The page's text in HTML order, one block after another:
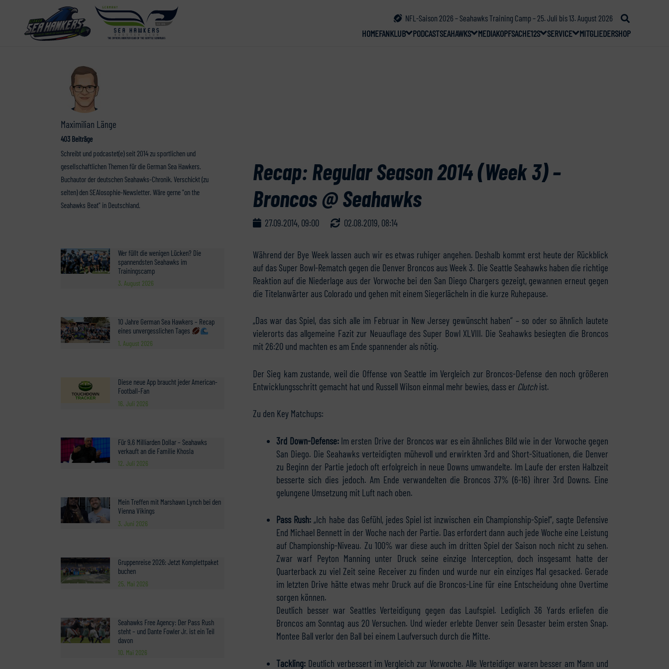
NFL-Saison 2026 – Seahawks Training Camp – 25. Juli bis 13. August 2026
HOMEFANKLUB PODCASTSEAHAWKS MEDIAKOPFSACHE12S SERVICE MITGLIEDERSHOP
Maximilian Länge
403 Beiträge
Schreibt und podcastet(e) seit 2014 zu sportlichen und
gesellschaftlichen Themen für die German Sea Hawkers.
Buchautor der deutschen Seahawks-Chronik. Verschickt (zu
selten) den SEAlosophie-Newsletter. Wäre gerne "on the
Seahawks Beat" in Deutschland.
Recap: Regular Season 2014 (Week 3) –
Broncos @ Seahawks
27.09.2014, 09:00 02.08.2019, 08:14
Wer füllt die wenigen Lücken? Die
spannendsten Seahawks im
Trainingscamp
3. August 2026
10 Jahre German Sea Hawkers – Recap
eines unvergesslichen Tages
1. August 2026
Diese neue App braucht jeder American-
Football-Fan
16. Juli 2026
Für 9,6 Milliarden Dollar – Seahawks
verkauft an die Familie Khosla
12. Juli 2026
Mein Treffen mit Marshawn Lynch bei den
Vienna Vikings
3. Juni 2026
Gruppenreise 2026: Jetzt Komplettpaket
buchen
25. Mai 2026
Seahawks Free Agency: Der Pass Rush
steht – und Dante Fowler Jr. ist ein Teil
davon
10. Mai 2026
Während der Bye Week lassen auch wir es etwas ruhiger angehen. Deshalb kommt erst heute der Rückblick
auf das Super Bowl-Rematch gegen die Denver Broncos aus Week 3. Die Seattle Seahawks haben die richtige
Reaktion auf die Niederlage aus der Vorwoche bei den San Diego Chargers gezeigt, gewannen erneut gegen
die Titelanwärter aus Colorado und gehen mit einem Siegerlächeln in die kurze Ruhepause.
„Das war das Spiel, das sich alle im Februar in New Jersey gewünscht haben“ – so oder so ähnlich lautete
vielerorts das allgemeine Fazit zur Neuauflage des Super Bowl XLVIII. Die Seahawks besiegten die Broncos
mit 26:20 und machten es am Ende spannender als nötig.
Der Sieg kam zustande, weil die Offense von Seattle im Vergleich zur Broncos-Defense den noch größeren
Entwicklungsschritt gemacht hat und Russell Wilson einmal mehr bewies, dass er Clutchist.
Zu den Key Matchups:
3rd Down-Defense:Im ersten Drive der Broncos war es ein ähnliches Bild wie in der Vorwoche gegen
San Diego. Die Seahawks verteidigten mühevoll und erwirkten 3rd and Short-Situationen, die Denver
zu Beginn der Partie jedoch oft erfolgreich in neue Downs umwandelte. Im Laufe der ersten Halbzeit
besserte sich dies jedoch. Am Ende verwandelten die Broncos 37% (6-16) ihrer 3rd Downs. Eine
gelungene Umsetzung mit Luft nach oben.
Pass Rush: „Ich habe das Gefühl, jedes Spiel ist inzwischen ein Championship-Spiel“, sagte Defensive
End Michael Bennett in der Woche nach der Partie. Das erfordert dann auch jede Woche eine Leistung
auf Championship-Niveau. Zu 100% war diese auch im dritten Spiel der Saison noch nicht zu sehen.
Zwar warf Peyton Manning unter Druck seine einzige Interception, doch insgesamt hatte der
Quarterback zu viel Zeit seine Receiver zu finden und wurde nur ein einziges Mal gesacked. Gerade
im letzten Drive hätte etwas mehr Druck auf die Broncos-Line für eine Entscheidung ohne Overtime
sorgen können.
Deutlich besser war Seattles Verteidigung gegen das Laufspiel. Lediglich 36 Yards erliefen die
Broncos am Sonntag aus 20 Versuchen. Und wieder erlebte Denver sein Desaster beim ersten Snap.
Montee Ball verlor den Ball bei einem Laufversuch durch die Mitte.
Tackling: Deutlich verbessert im Vergleich zur Vorwoche. Alle Verteidiger waren besser am Mann und